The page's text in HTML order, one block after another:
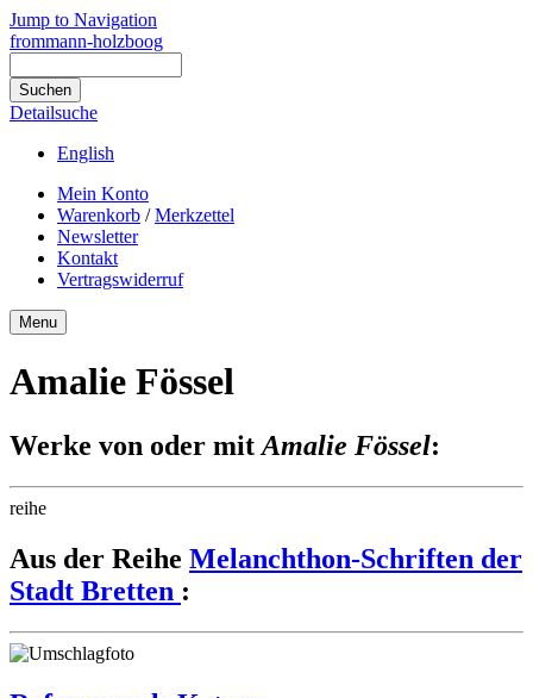
Jump to Navigation
frommann-holzboog
Detailsuche
English
Mein Konto
Warenkorb /Merkzettel
Newsletter
Kontakt
Vertragswiderruf
Menu
Amalie Fössel
Werke von oder mit Amalie Fössel:
reihe
Aus der Reihe Melanchthon-Schriften der
Stadt Bretten :